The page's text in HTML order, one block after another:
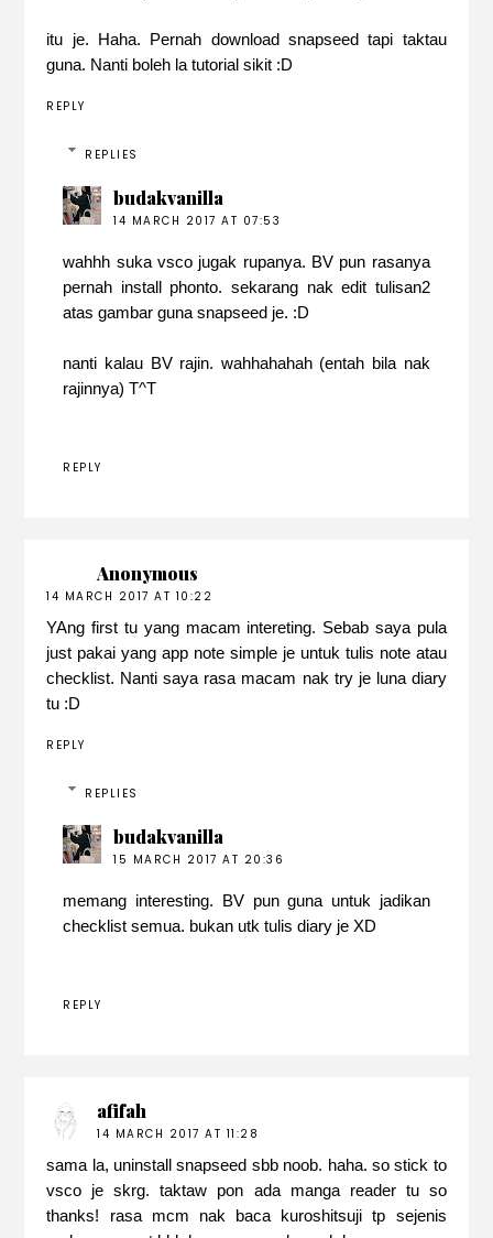
itu je. Haha. Pernah download snapseed tapi taktau
guna. Nanti boleh la tutorial sikit :D
REPLY
REPLIES
budakvanilla
14 MARCH 2017 AT 07:53
wahhh suka vsco jugak rupanya. BV pun rasanya
pernah install phonto. sekarang nak edit tulisan2
atas gambar guna snapseed je. :D
nanti kalau BV rajin. wahhahahah (entah bila nak
rajinnya) T^T
REPLY
Anonymous
14 MARCH 2017 AT 10:22
YAng first tu yang macam intereting. Sebab saya pula
just pakai yang app note simple je untuk tulis note atau
checklist. Nanti saya rasa macam nak try je luna diary
tu :D
REPLY
REPLIES
budakvanilla
15 MARCH 2017 AT 20:36
memang interesting. BV pun guna untuk jadikan
checklist semua. bukan utk tulis diary je XD
REPLY
afifah
14 MARCH 2017 AT 11:28
sama la, uninstall snapseed sbb noob. haha. so stick to
vsco je skrg. taktaw pon ada manga reader tu so
thanks! rasa mcm nak baca kuroshitsuji tp sejenis